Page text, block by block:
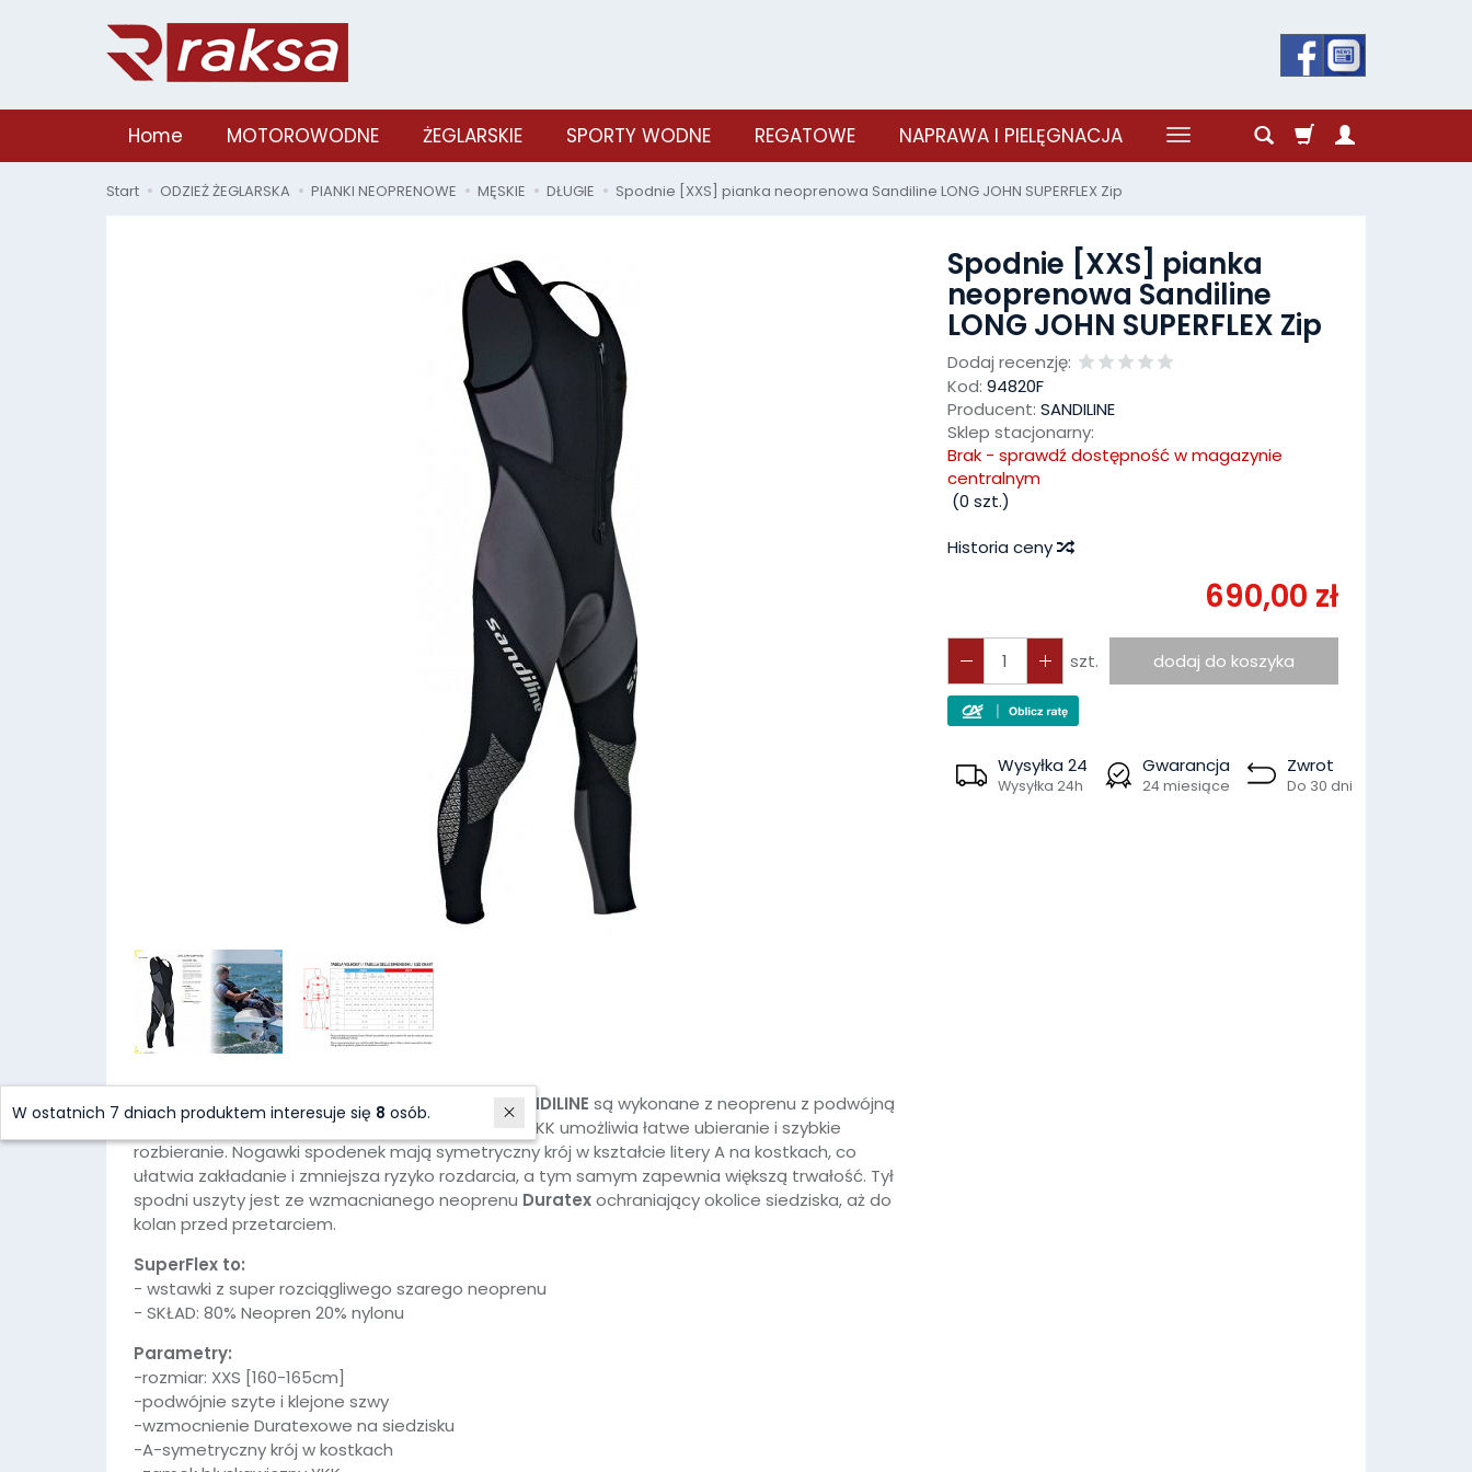
Home MOTOROWODNE ŻEGLARSKIE SPORTY WODNE REGATOWE NAPRAWA I PIELĘGNACJA
Start ODZIEŻ ŻEGLARSKA PIANKI NEOPRENOWE MĘSKIE DŁUGIE Spodnie [XXS] pianka neoprenowa Sandiline LONG JOHN SUPERFLEX Zip
Spodnie [XXS] pianka
neoprenowa Sandiline
LONG JOHN SUPERFLEX Zip
Dodaj recenzję:
Kod: 94820F
Producent: SANDILINE
Sklep stacjonarny:
Brak - sprawdź dostępność w magazynie
centralnym
(0 szt.)
Historia ceny
690,00 zł
szt. dodaj do koszyka
Wysyłka 24
Wysyłka 24h
Gwarancja
24 miesiące
Zwrot
Do 30 dni
Spodenki piankowe Long John Superflex Zip SANDILINE są wykonane z neoprenu z podwójną
wyściółką o grubości 3mm. Zamek błyskawiczny YKK umożliwia łatwe ubieranie i szybkie
rozbieranie. Nogawki spodenek mają symetryczny krój w kształcie litery A na kostkach, co
ułatwia zakładanie i zmniejsza ryzyko rozdarcia, a tym samym zapewnia większą trwałość. Tył
spodni uszyty jest ze wzmacnianego neoprenu Duratexochraniający okolice siedziska, aż do
kolan przed przetarciem.
SuperFlex to:
- wstawki z super rozciągliwego szarego neoprenu
- SKŁAD: 80% Neopren 20% nylonu
Parametry:
-rozmiar: XXS [160-165cm]
-podwójnie szyte i klejone szwy
-wzmocnienie Duratexowe na siedzisku
-A-symetryczny krój w kostkach
W ostatnich 7 dniach produktem interesuje się 8 osób.